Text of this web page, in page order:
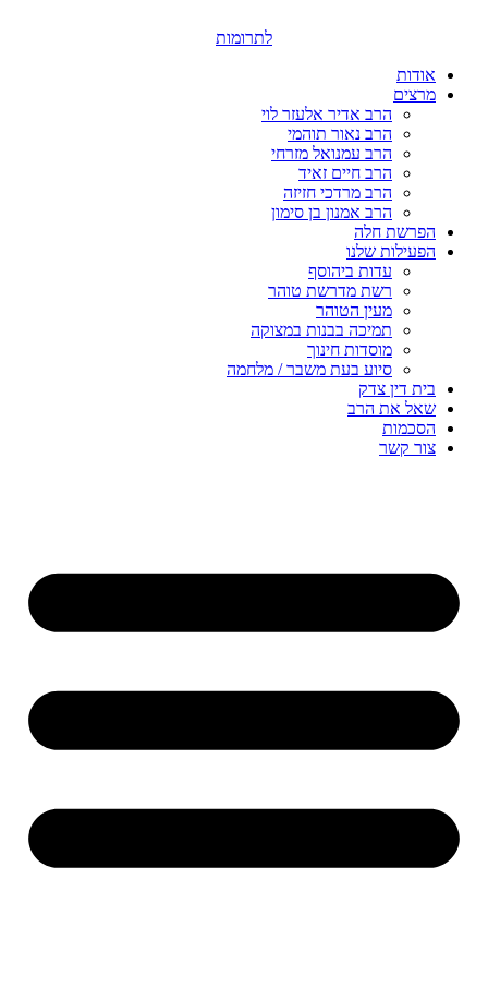
לתרומות
אודות
מרצים
הרב אדיר אלעזר לוי
הרב נאור תוהמי
הרב עמנואל מזרחי
הרב חיים זאיד
הרב מרדכי חזיזה
הרב אמנון בן סימון
הפרשת חלה
הפעילות שלנו
עדות ביהוסף
רשת מדרשת טוהר
מעין הטוהר
תמיכה בבנות במצוקה
מוסדות חינוך
סיוע בעת משבר / מלחמה
בית דין צדק
שאל את הרב
הסכמות
צור קשר